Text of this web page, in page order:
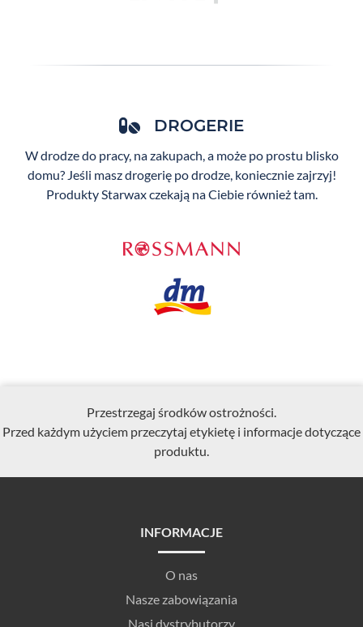
DROGERIE
W drodze do pracy, na zakupach, a może po prostu blisko
domu? Jeśli masz drogerię po drodze, koniecznie zajrzyj!
Produkty Starwax czekają na Ciebie również tam.
Przestrzegaj środków ostrożności.
Przed każdym użyciem przeczytaj etykietę i informacje dotyczące
produktu.
INFORMACJE
O nas
Nasze zabowiązania
Nasi dystrybutorzy